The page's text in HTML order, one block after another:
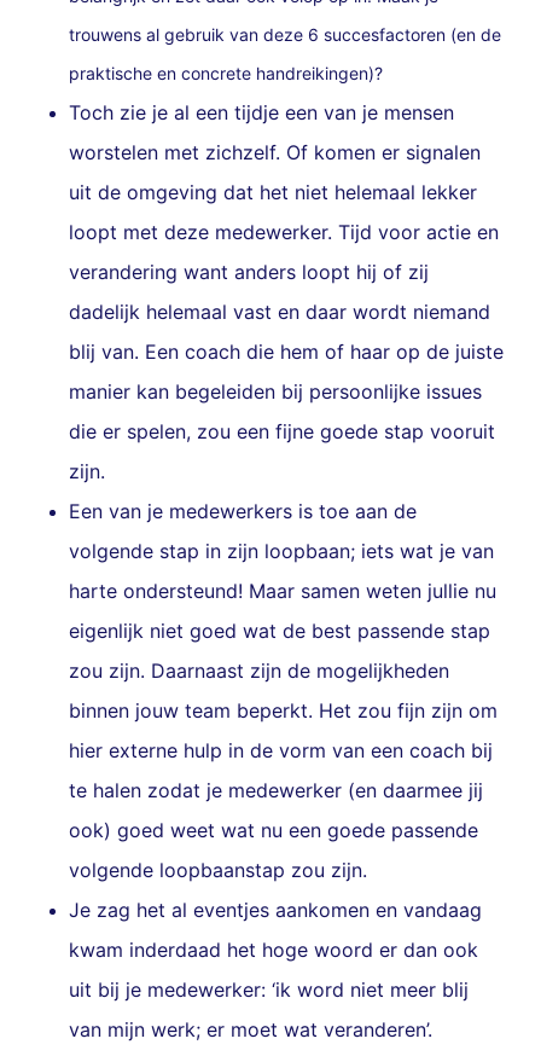
trouwens al gebruik van deze 6 succesfactoren (en de
praktische en concrete handreikingen)?
Toch zie je al een tijdje een van je mensen
worstelen met zichzelf. Of komen er signalen
uit de omgeving dat het niet helemaal lekker
loopt met deze medewerker. Tijd voor actie en
verandering want anders loopt hij of zij
dadelijk helemaal vast en daar wordt niemand
blij van. Een coach die hem of haar op de juiste
manier kan begeleiden bij persoonlijke issues
die er spelen, zou een fijne goede stap vooruit
zijn.
Een van je medewerkers is toe aan de
volgende stap in zijn loopbaan; iets wat je van
harte ondersteund! Maar samen weten jullie nu
eigenlijk niet goed wat de best passende stap
zou zijn. Daarnaast zijn de mogelijkheden
binnen jouw team beperkt. Het zou fijn zijn om
hier externe hulp in de vorm van een coach bij
te halen zodat je medewerker (en daarmee jij
ook) goed weet wat nu een goede passende
volgende loopbaanstap zou zijn.
Je zag het al eventjes aankomen en vandaag
kwam inderdaad het hoge woord er dan ook
uit bij je medewerker: ‘ik word niet meer blij
van mijn werk; er moet wat veranderen’.